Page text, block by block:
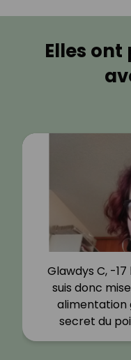
Elles
Glawdys C, -
suis donc
alimentation
secret du